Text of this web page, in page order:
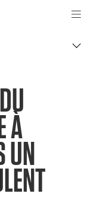
Logo, back to
À
UN